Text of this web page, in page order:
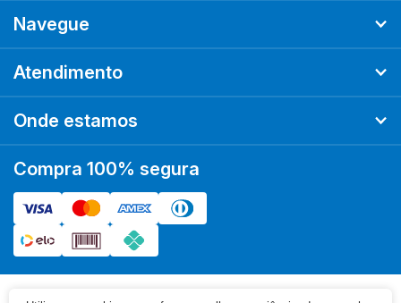
Navegue
Atendimento
Onde estamos
Compra 100% segura